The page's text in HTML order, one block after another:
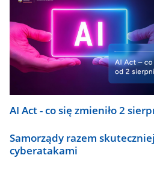
AI Act - co się zmieniło 2
Samorządy razem
cyberatakami